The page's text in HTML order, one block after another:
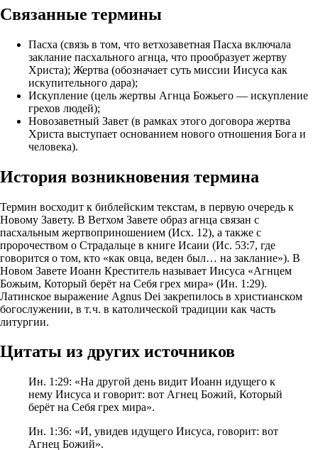
Связанные термины
Пасха (связь в том, что ветхозаветная Пасха включала
заклание пасхального агнца, что прообразует жертву
Христа); Жертва (обозначает суть миссии Иисуса как
искупительного дара);
Искупление (цель жертвы Агнца Божьего — искупление
грехов людей);
Новозаветный Завет (в рамках этого договора жертва
Христа выступает основанием нового отношения Бога и
человека).
История возникновения термина
Термин восходит к библейским текстам, в первую очередь к
Новому Завету. В Ветхом Завете образ агнца связан с
пасхальным жертвоприношением (Исх. 12), а также с
пророчеством о Страдальце в книге Исаии (Ис. 53:7, где
говорится о том, кто «как овца, веден был… на заклание»). В
Новом Завете Иоанн Креститель называет Иисуса «Агнцем
Божьим, Который берёт на Себя грех мира» (Ин. 1:29).
Латинское выражение Agnus Dei закрепилось в христианском
богослужении, в т. ч. в католической традиции как часть
литургии.
Цитаты из других источников
Ин. 1:29: «На другой день видит Иоанн идущего к
нему Иисуса и говорит: вот Агнец Божий, Который
берёт на Себя грех мира».
Ин. 1:36: «И, увидев идущего Иисуса, говорит: вот
Агнец Божий».